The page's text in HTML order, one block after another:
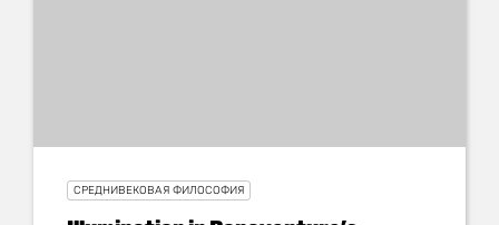
СРЕДНИВЕКОВАЯ ФИЛОСОФИЯ